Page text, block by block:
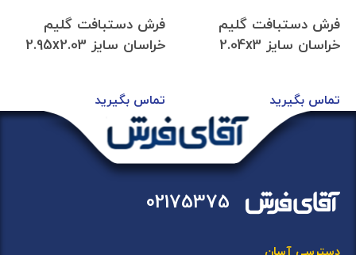
فرش دستبافت گلیم
خراسان سایز 2.04x3
تماس بگیرید
فرش دستبافت گلیم
خراسان سایز 2.95x2.03
تماس بگیرید
02175375